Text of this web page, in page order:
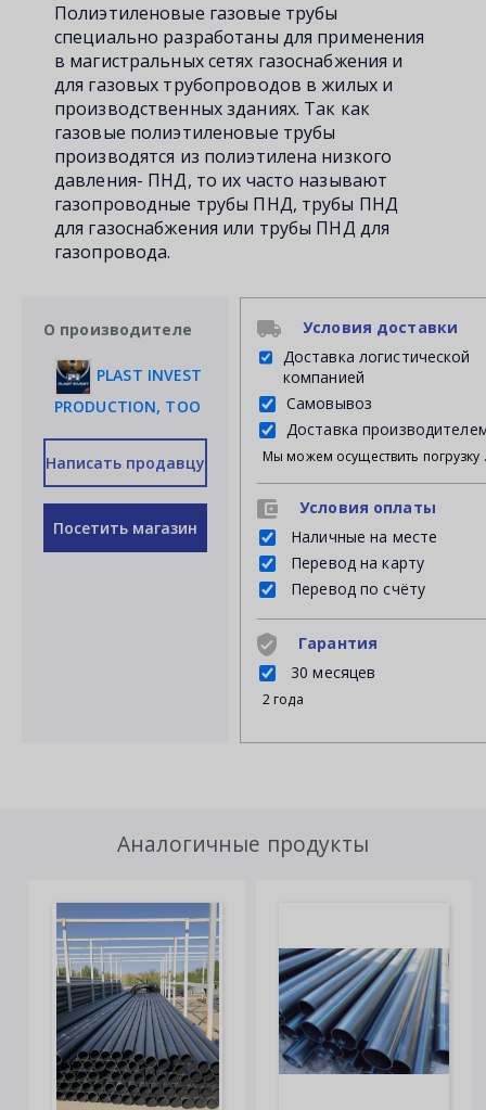
Полиэтиленовые газовые трубы
специально разработаны для применения
в магистральных сетях газоснабжения и
для газовых трубопроводов в жилых и
производственных зданиях. Так как
газовые полиэтиленовые трубы
производятся из полиэтилена низкого
давления- ПНД, то их часто называют
газопроводные трубы ПНД, трубы ПНД
для газоснабжения или трубы ПНД для
газопровода.
О производителе
PLAST INVEST
PRODUCTION, ТОО
Написать продавцу
Посетить магазин
Условия доставки
Доставка логистической
компанией
Самовывоз
Доставка
Мы можем осуществить погрузку
Условия оплаты
Наличные на месте
Перевод на карту
Перевод по счёту
Гарантия
30 месяцев
2 года
Аналогичные продукты